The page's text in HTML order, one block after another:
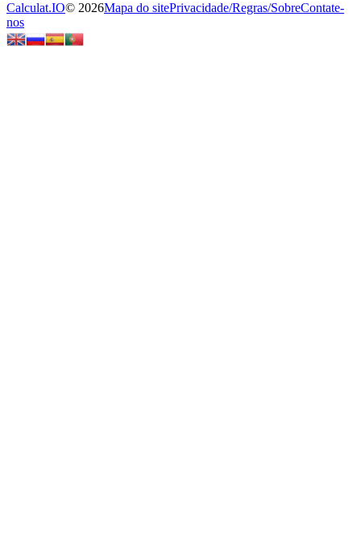
Calculat.IO© 2026Mapa do sitePrivacidade/Regras/SobreContate-
nos